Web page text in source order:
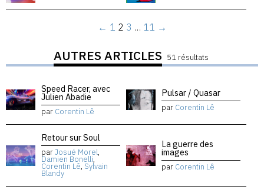
← 1 2 3 … 11 →
AUTRES ARTICLES 51 résultats
Speed Racer, avec
Julien Abadie
par Corentin Lê
Pulsar / Quasar
par Corentin Lê
Retour sur Soul
parJosué Morel,
Damien Bonelli,
Corentin Lê, Sylvain
Blandy
La guerre des
images
par Corentin Lê